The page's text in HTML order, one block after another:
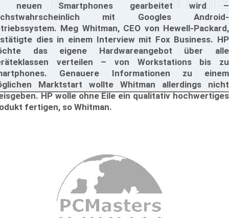
neuen Smartphones gearbeitet wird –
mit Googles Android-
Meg Whitman, CEO von Hewell-Packard,
dies in einem Interview mit Fox Business. HP
das eigene Hardwareangebot über alle
verteilen – von Workstations bis zu
Genauere Informationen zu einem
Marktstart wollte Whitman allerdings nicht
HP wolle ohne Eile ein qualitativ hochwertiges
fertigen, so Whitman.